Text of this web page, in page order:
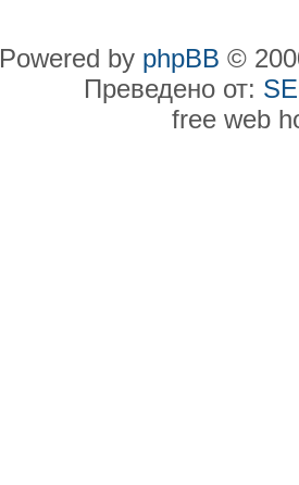
Powered by phpBB ©
Преведено от:
free web